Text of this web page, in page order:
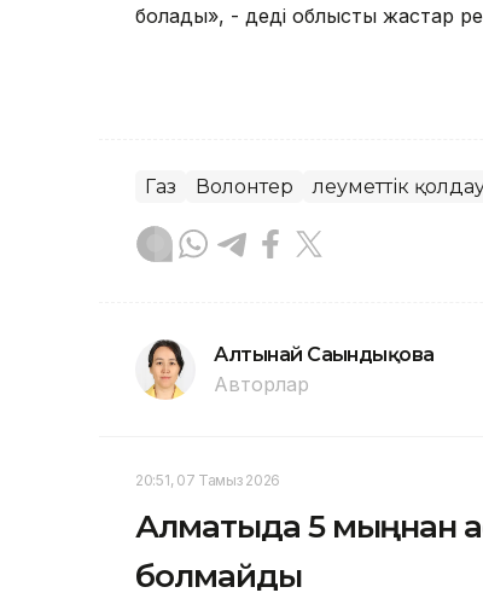
болады», - деді облыстық жастар
Газ Волонтер Әлеуметтік
Алтынай Сағындықова
Авторлар
20:51, 07 Тамыз 2026
Алматыда 5 мыңнан
болмайды